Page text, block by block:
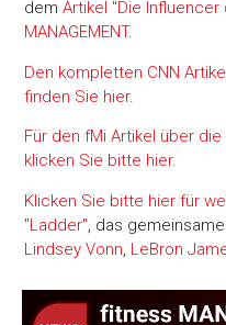
demArtikel "Die
MANAGEMENT.
Den kompletten CNN
finden Sie hier.
Für den fMi Artikel über
klicken Sie bitte hier.
Klicken Sie bitte hier für
"Ladder" , das
Lindsey Vonn LeBron